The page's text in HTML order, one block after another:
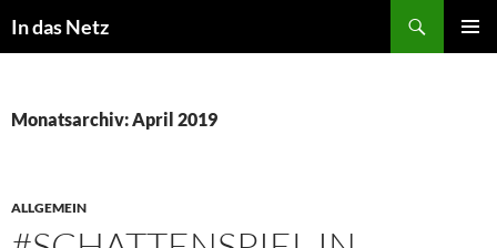
Inhalt
In das Netz
Monatsarchiv: April 2019
ALLGEMEIN